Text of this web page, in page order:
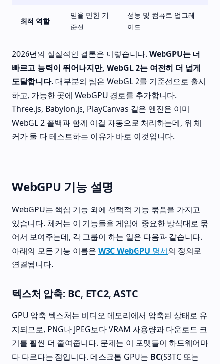
최적 역할
믿을 만한 기
준선
성능 및 컴퓨트 업그레
이드
2026년의 실질적인 결론은 이렇습니다. WebGPU는 더
빠르고 능력이 뛰어나지만, WebGL 2는 여전히 더 넓게
도달합니다. 대부분의 팀은 WebGL 2를 기준선으로 출시
하고, 가능한 곳에 WebGPU 경로를 추가합니다.
Three.js, Babylon.js, PlayCanvas 같은 엔진은 이미
WebGL 2 폴백과 함께 이걸 자동으로 처리하는데, 위 체
커가 둘 다 테스트하는 이유가 바로 이것입니다.
WebGPU 기능 설명
WebGPU는 핵심 기능 외에 선택적 기능 묶음을 가지고
있습니다. 체커는 이 기능들을 게임에 중요한 방식대로 묶
어서 보여주는데, 각 그룹이 하는 일은 다음과 같습니다.
아래의 모든 기능 이름은 W3C WebGPU 명세의 정의로
연결됩니다.
텍스처 압축: BC, ETC2, ASTC
GPU 압축 텍스처는 비디오 메모리에서 압축된 상태로 유
지되므로, PNG나 JPEG보다 VRAM 사용량과 다운로드 크
기를 훨씬 더 줄여줍니다. 문제는 이 포맷들이 하드웨어마
다 다르다는 점입니다. 데스크톱 GPU는 BC(S3TC 또는